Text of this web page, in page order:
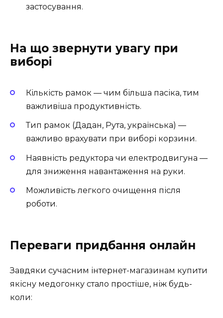
застосування.
На що звернути увагу при
виборі
Кількість рамок — чим більша пасіка, тим
важливіша продуктивність.
Тип рамок (Дадан, Рута, українська) —
важливо врахувати при виборі корзини.
Наявність редуктора чи електродвигуна —
для зниження навантаження на руки.
Можливість легкого очищення після
роботи.
Переваги придбання онлайн
Завдяки сучасним інтернет-магазинам купити
якісну медогонку стало простіше, ніж будь-
коли: